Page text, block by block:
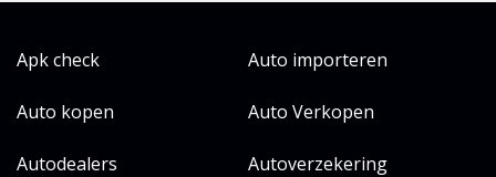
Apk check Auto importeren
Auto kopen Auto Verkopen
Autodealers Autoverzekering